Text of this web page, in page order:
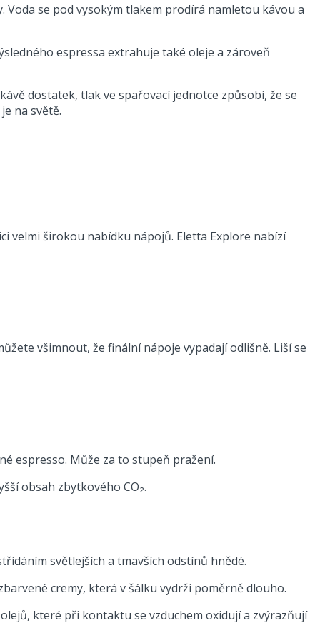
se pod vysokým tlakem prodírá namletou kávou a
espressa extrahuje také oleje a zároveň
dostatek, tlak ve spařovací jednotce způsobí, že se
na světě.
velmi širokou nabídku nápojů. Eletta Explore nabízí
všimnout, že finální nápoje vypadají odlišně. Liší se
espresso. Může za to stupeň pražení.
obsah zbytkového CO₂.
světlejších a tmavších odstínů hnědé.
cremy, která v šálku vydrží poměrně dlouho.
které při kontaktu se vzduchem oxidují a zvýrazňují